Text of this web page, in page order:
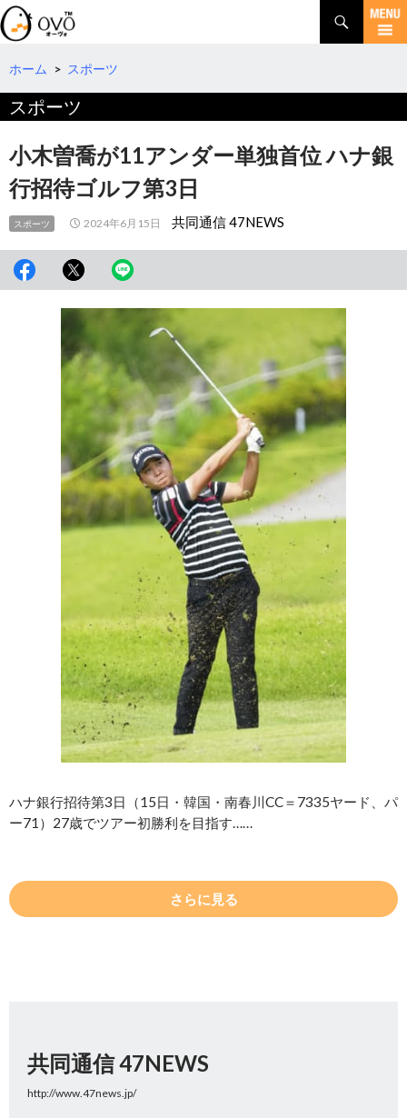
検
索
コ
テ
へ
動
ホーム > スポーツ
スポーツ
小木曽喬が11アンダー単独首位 ハナ銀
行招待ゴルフ第3日
スポーツ 2024年6月15日 共同通信 47NEWS
ハナ銀行招待第3日（15日・韓国・南春川CC＝7335ヤード、パ
ー71）27歳でツアー初勝利を目指す……
さらに見る
共同通信 47NEWS
http://www.47news.jp/